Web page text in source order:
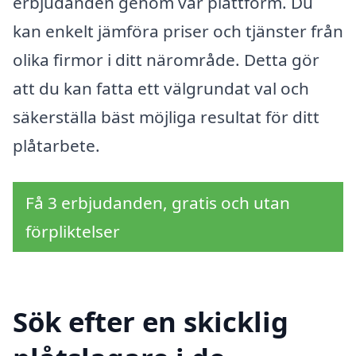
kan enkelt jämföra priser och tjänster från
olika firmor i ditt närområde. Detta gör
att du kan fatta ett välgrundat val och
säkerställa bäst möjliga resultat för ditt
plåtarbete.
Få 3 erbjudanden, gratis och utan
förpliktelser
Sök efter en skicklig